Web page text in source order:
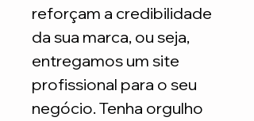
reforçam a credibilidade
da sua marca, ou seja,
entregamos um site
profissional para o seu
negócio. Tenha orgulho